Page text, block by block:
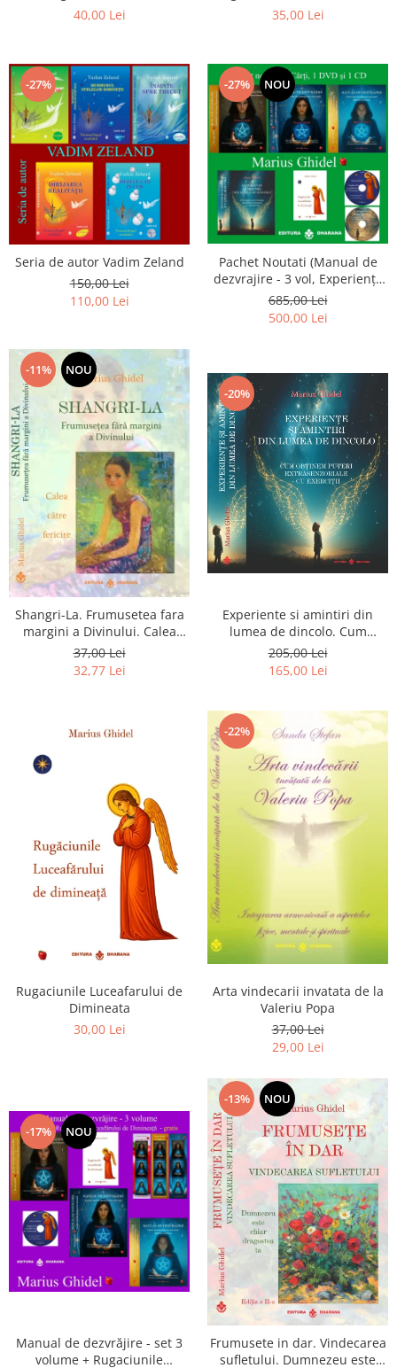
catre fericire
40,00 Lei
dimineață
35,00 Lei
-27%
Seria de autor Vadim Zeland
150,00 Lei
110,00 Lei
-27% NOU
Pachet Noutati (Manual de
dezvrajire - 3 vol, Experiențe
și amintiri, Rugăciunile
Luceafarului de dimineata) -
Marius Ghidel
685,00 Lei
500,00 Lei
-11% NOU
Shangri-La. Frumusetea fara
margini a Divinului. Calea
catre fericire
37,00 Lei
32,77 Lei
-20%
Experiente si amintiri din
lumea de dincolo. Cum
obtinem puteri
extrasenzoriale - cu exercitii
205,00 Lei
165,00 Lei
Rugaciunile Luceafarului de
Dimineata
30,00 Lei
-22%
Arta vindecarii invatata de la
Valeriu Popa
37,00 Lei
29,00 Lei
-17% NOU
Manual de dezvrăjire - set 3
volume + Rugaciunile
-13% NOU
Frumusete in dar. Vindecarea
sufletului. Dumnezeu este